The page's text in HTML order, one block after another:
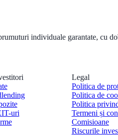
individuale garantate, cu
uri
Legal
Politica de
Politica de
Politica
Termeni și
Comisioane
Riscurile